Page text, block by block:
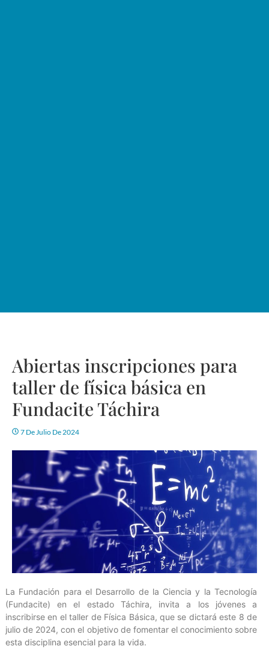
Abiertas inscripciones para
taller de física básica en
Fundacite Táchira
7 De Julio De 2024
La Fundación para el Desarrollo de la Ciencia y la Tecnología
(Fundacite) en el estado Táchira, invita a los jóvenes a
inscribirse en el taller de Física Básica, que se dictará este 8 de
julio de 2024, con el objetivo de fomentar el conocimiento sobre
esta disciplina esencial para la vida.